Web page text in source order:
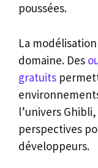
poussées.
La
domaine. Des
gratuits
l’univers
perspectives
développeurs.